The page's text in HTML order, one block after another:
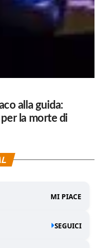
alla guida:
la morte di
MI PIACE
SEGUICI